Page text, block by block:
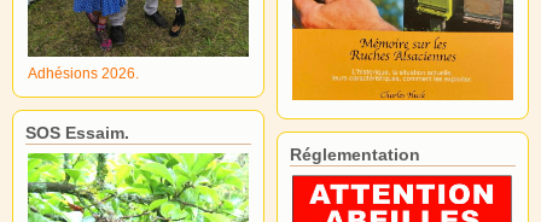
Adhésions 2026.
SOS Essaim.
Réglementation